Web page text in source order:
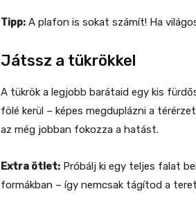
Tipp: A plafon is sokat számít! Ha
Játssz a tükrökkel
A tükrök a legjobb barátaid egy kis
fölé kerül – képes megduplázni a
az még jobban fokozza a hatást.
Extra ötlet: Próbálj ki egy teljes falat
formákban – így nemcsak tágítod a